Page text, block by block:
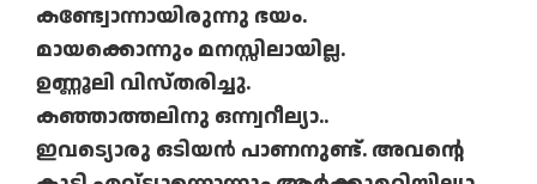
കണ്ട്വോന്നായിരുന്നു ഭയം.
മായക്കൊന്നും മനസ്സിലായില്ല.
ഉണ്ണൂലി വിസ്തരിച്ചു.
കഞ്ഞാത്തലിനു ഒന്ന്വറീല്യാ..
ഇവട്യൊരു ഒടിയൻ പാണനുണ്ട്. അവന്റെ